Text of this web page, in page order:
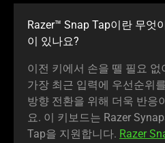
Razer™ Snap Tap이란 무엇
이 있나요?
이전 키에서 손을 뗄 필요 없
가장 최근 입력에 우선순위
방향 전환을 위해 더욱 반응
요. 이 키보드는 Razer
Tap을 지원합니다. Razer